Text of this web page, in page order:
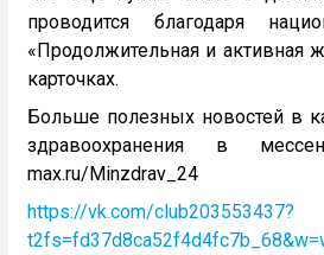
проводится благодаря
«Продолжительная и активная
карточках.
Больше полезных новостей в
здравоохранения в
max.ru/Minzdrav_24
https://vk.com/club203553437?